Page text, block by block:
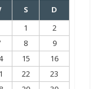
S
D
1
2
8
9
15
16
22
23